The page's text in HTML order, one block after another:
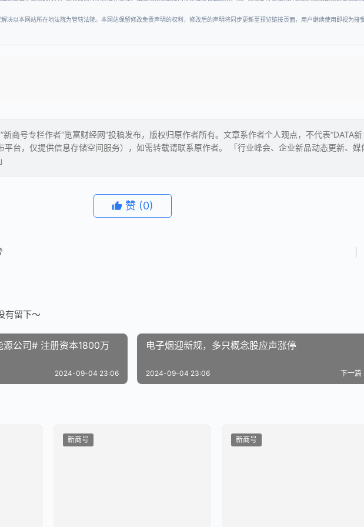
决以本网站所在地法院为管辖法院。本网站保留修改免责声明的权利，修改后的声明将同步更新至预览链接页面，用户继续使用即视为接
新商号专栏作者“览富财经网”投稿发布，版权归原作者所有。文章系作者个人观点，不代表“DATA新
平台，仅提供信息存储空间服务），如需转载请联系原作者。 「行业峰会、企业新品动态更新、媒
赞 (0)
有留下～
公司# 注册资本1800万
2024-09-04 23:06
电子烟迎新规，多只概念股应声涨停
下一篇
2024-09-04 23:06
新商号 新商号